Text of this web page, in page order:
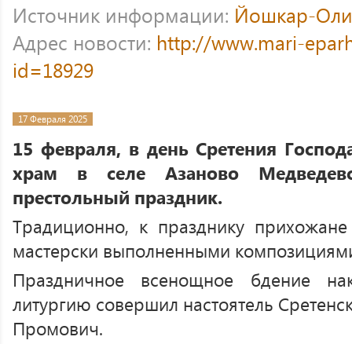
Источник информации: Йошкар-
Адрес новости: http://www.mari-
id=18929
17 Февраля 2025
15 февраля, в день Сретения
храм в селе Азаново
престольный праздник.
Традиционно, к празднику
мастерски выполненными
Праздничное всенощное бдение
литургию совершил настоятель
Промович.